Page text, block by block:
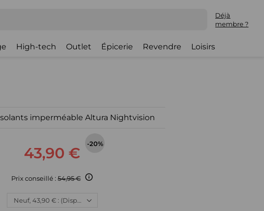
Déjà
membre ?
High-tech Outlet Épicerie Revendre Loisirs
imperméable Altura Nightvision
43,90 €
-20%
Prix conseillé : 54,95 €
Neuf, 43,90 € : (Disponible)